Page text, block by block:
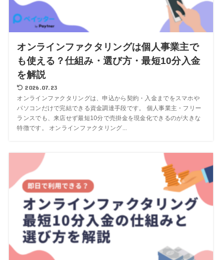
オンラインファクタリングは個人事業主で
も使える？仕組み・選び方・最短10分入金
を解説
2026.07.23
オンラインファクタリングは、申込から契約・入金までをスマホや
パソコンだけで完結できる資金調達手段です。 個人事業主・フリー
ランスでも、来店せず最短10分で売掛金を現金化できるのが大きな
特徴です。 オンラインファクタリング...